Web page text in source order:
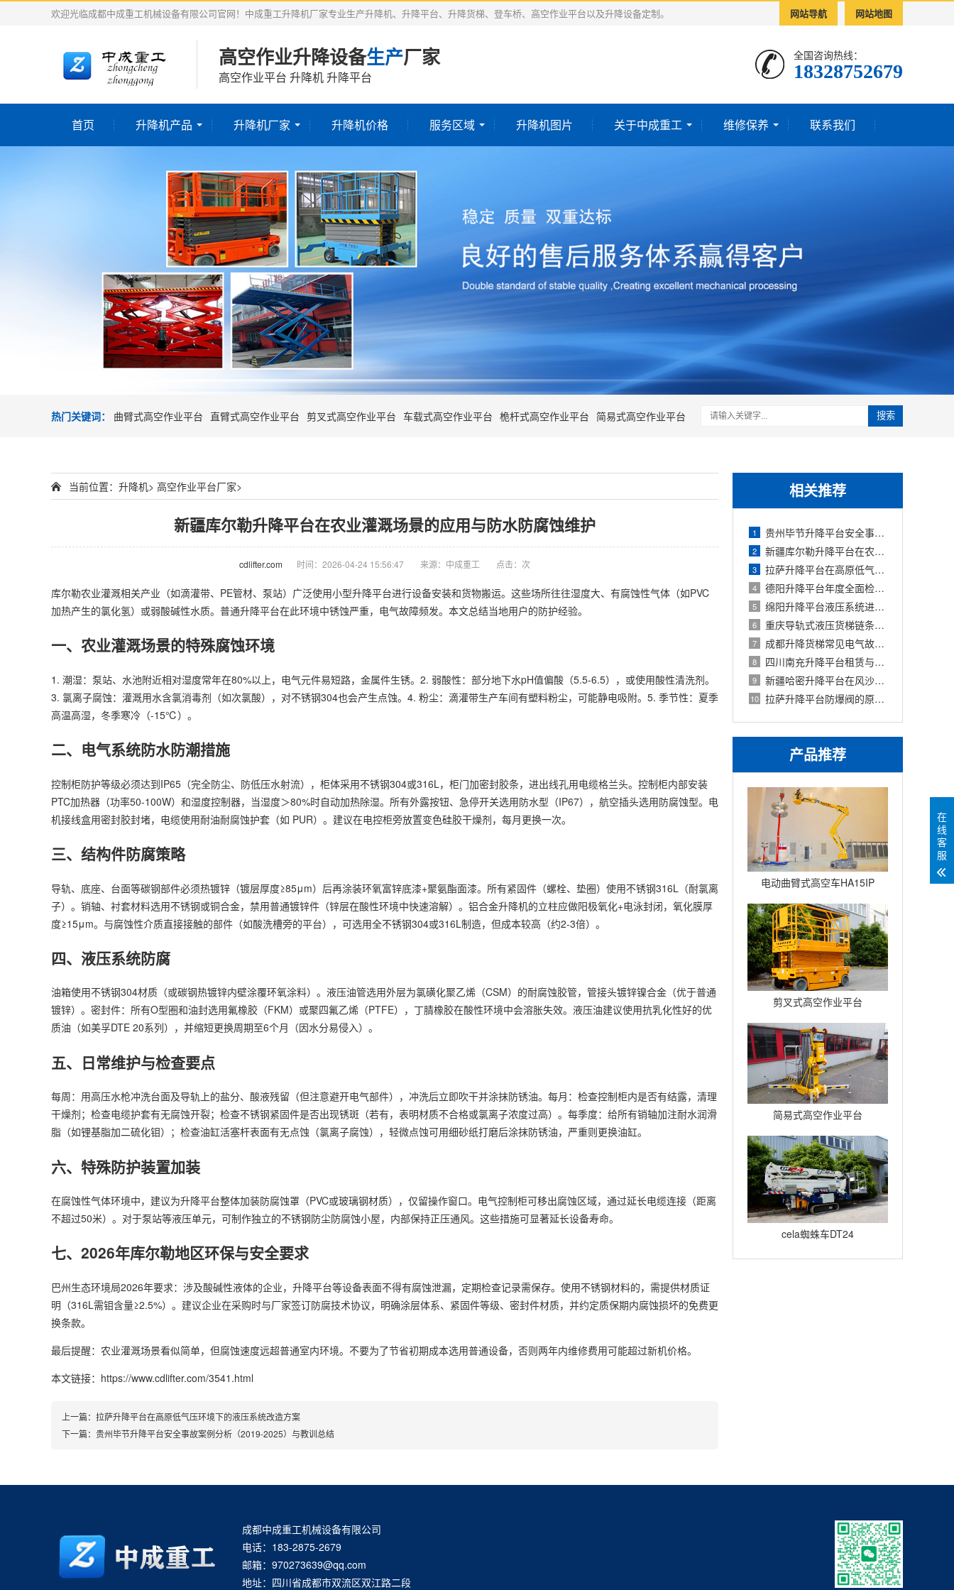
网站导航 网站地图
欢迎光临成都中成重工机械设备有限公司官网！中成重工升降机厂家专业生产升降机、升降平台、升降货梯、登车桥、高空作业平台以及升降设备定制。
高空作业升降设备生产厂家
高空作业平台 升降机 升降平台
全国咨询热线：
18328752679‬
首页 升降机产品 升降机厂家 升降机价格 服务区域 升降机图片 关于中成重工 维修保养 联系我们
热门关键词： 曲臂式高空作业平台 直臂式高空作业平台 剪叉式高空作业平台 车载式高空作业平台 桅杆式高空作业平台 简易式高空作业平台 搜索
相关推荐
1 贵州毕节升降平台安全事故案例分析（
2 新疆库尔勒升降平台在农业灌溉场景的应
3 拉萨升降平台在高原低气压环境下的液压
4 德阳升降平台年度全面检查清单（2026版）
5 绵阳升降平台液压系统进气故障的排气方
6 重庆导轨式液压货梯链条断裂原因分析与
7 成都升降货梯常见电气故障代码速查与复
8 四川南充升降平台租赁与购买经济性对比
9 新疆哈密升降平台在风沙环境中的防护与
10 拉萨升降平台防爆阀的原理、测试与失效
产品推荐
电动曲臂式高空车HA15IP
剪叉式高空作业平台
Compact12
简易式高空作业平台
Quickup7
cela蜘蛛车DT24
当前位置： 升降机> 高空作业平台厂家>
新疆库尔勒升降平台在农业灌溉场景的应用与防水防腐蚀维护
cdlifter.com 时间：2026-04-24 15:56:47 来源：中成重工 点击： 次
库尔勒农业灌溉相关产业（如滴灌带、PE管材、泵站）广泛使用小型升降平台进行设备安装和货物搬运。这些场所往往湿度大、有腐蚀性气体（如PVC
加热产生的氯化氢）或弱酸碱性水质。普通升降平台在此环境中锈蚀严重，电气故障频发。本文总结当地用户的防护经验。
一、农业灌溉场景的特殊腐蚀环境
1. 潮湿：泵站、水池附近相对湿度常年在80%以上，电气元件易短路，金属件生锈。2. 弱酸性：部分地下水pH值偏酸（5.5-6.5），或使用酸性清洗剂。
3. 氯离子腐蚀：灌溉用水含氯消毒剂（如次氯酸），对不锈钢304也会产生点蚀。4. 粉尘：滴灌带生产车间有塑料粉尘，可能静电吸附。5. 季节性：夏季
高温高湿，冬季寒冷（-15℃）。
二、电气系统防水防潮措施
控制柜防护等级必须达到IP65（完全防尘、防低压水射流），柜体采用不锈钢304或316L，柜门加密封胶条，进出线孔用电缆格兰头。控制柜内部安装
PTC加热器（功率50-100W）和湿度控制器，当湿度＞80%时自动加热除湿。所有外露按钮、急停开关选用防水型（IP67），航空插头选用防腐蚀型。电
机接线盒用密封胶封堵，电缆使用耐油耐腐蚀护套（如 PUR）。建议在电控柜旁放置变色硅胶干燥剂，每月更换一次。
三、结构件防腐策略
导轨、底座、台面等碳钢部件必须热镀锌（镀层厚度≥85μm）后再涂装环氧富锌底漆+聚氨酯面漆。所有紧固件（螺栓、垫圈）使用不锈钢316L（耐氯离
子）。销轴、衬套材料选用不锈钢或铜合金，禁用普通镀锌件（锌层在酸性环境中快速溶解）。铝合金升降机的立柱应做阳极氧化+电泳封闭，氧化膜厚
度≥15μm。与腐蚀性介质直接接触的部件（如酸洗槽旁的平台），可选用全不锈钢304或316L制造，但成本较高（约2-3倍）。
四、液压系统防腐
油箱使用不锈钢304材质（或碳钢热镀锌内壁涂覆环氧涂料）。液压油管选用外层为氯磺化聚乙烯（CSM）的耐腐蚀胶管，管接头镀锌镍合金（优于普通
镀锌）。密封件：所有O型圈和油封选用氟橡胶（FKM）或聚四氟乙烯（PTFE），丁腈橡胶在酸性环境中会溶胀失效。液压油建议使用抗乳化性好的优
质油（如美孚DTE 20系列），并缩短更换周期至6个月（因水分易侵入）。
五、日常维护与检查要点
每周：用高压水枪冲洗台面及导轨上的盐分、酸液残留（但注意避开电气部件），冲洗后立即吹干并涂抹防锈油。每月：检查控制柜内是否有结露，清理
干燥剂；检查电缆护套有无腐蚀开裂；检查不锈钢紧固件是否出现锈斑（若有，表明材质不合格或氯离子浓度过高）。每季度：给所有销轴加注耐水润滑
脂（如锂基脂加二硫化钼）；检查油缸活塞杆表面有无点蚀（氯离子腐蚀），轻微点蚀可用细砂纸打磨后涂抹防锈油，严重则更换油缸。
六、特殊防护装置加装
在腐蚀性气体环境中，建议为升降平台整体加装防腐蚀罩（PVC或玻璃钢材质），仅留操作窗口。电气控制柜可移出腐蚀区域，通过延长电缆连接（距离
不超过50米）。对于泵站等液压单元，可制作独立的不锈钢防尘防腐蚀小屋，内部保持正压通风。这些措施可显著延长设备寿命。
七、2026年库尔勒地区环保与安全要求
巴州生态环境局2026年要求：涉及酸碱性液体的企业，升降平台等设备表面不得有腐蚀泄漏，定期检查记录需保存。使用不锈钢材料的，需提供材质证
明（316L需钼含量≥2.5%）。建议企业在采购时与厂家签订防腐技术协议，明确涂层体系、紧固件等级、密封件材质，并约定质保期内腐蚀损坏的免费更
换条款。
最后提醒：农业灌溉场景看似简单，但腐蚀速度远超普通室内环境。不要为了节省初期成本选用普通设备，否则两年内维修费用可能超过新机价格。
本文链接：https://www.cdlifter.com/3541.html
上一篇： 拉萨升降平台在高原低气压环境下的液压系统改造方案
下一篇： 贵州毕节升降平台安全事故案例分析（2019-2025）与教训总结
成都中成重工机械设备有限公司
电话：183-2875-2679
邮箱：970273639@qq.com
地址：四川省成都市双流区双江路二段
在
线
客
服